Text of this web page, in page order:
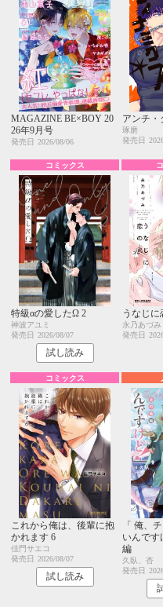
MAGAZINE BE×BOY 20
26年9月号
発売日 2026/08/06
アンチ・
琢磨
発売日
コミックス
特級αの愛したΩ 2
神波アユミ
発売日
2026/08/07
試し読み
うなじに
永乃あづみ
発売日
コミックス
これから俺は、後輩に抱
かれます 6
佳門サエコ
発売日 2026/08/07
試し読み
「 俺、
いんです
編
久臥、杏
発売日